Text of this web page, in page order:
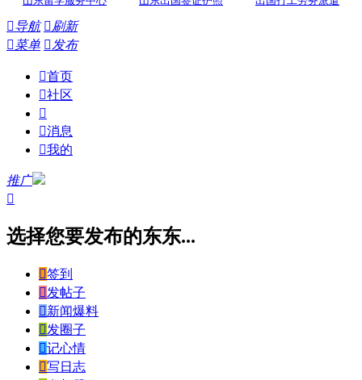
导航 刷新
菜单 发布
首页
社区

消息
我的
推广

选择您要发布的东东...
签到
发帖子
新闻爆料
发圈子
记心情
写日志